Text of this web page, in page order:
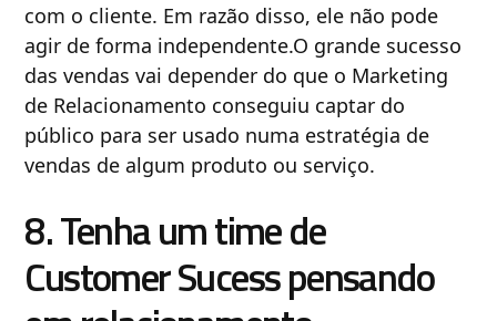
com o cliente. Em razão disso, ele não pode
agir de forma independente.O grande sucesso
das vendas vai depender do que o Marketing
de Relacionamento conseguiu captar do
público para ser usado numa estratégia de
vendas de algum produto ou serviço.
8. Tenha um time de
Customer Sucess pensando